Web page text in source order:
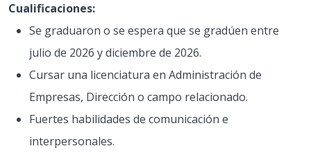
Cualificaciones:
Se graduaron o se espera que se gradúen entre
julio de 2026 y diciembre de 2026.
Cursar una licenciatura en Administración de
Empresas, Dirección o campo relacionado.
Fuertes habilidades de comunicación e
interpersonales.